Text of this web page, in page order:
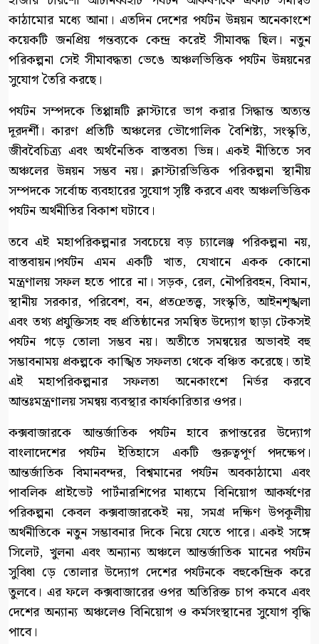
কাঠামোর মধ্যে আনা। এতদিন দেশের পর্যটন উন্নয়ন অনেকাংশে
কয়েকটি জনপ্রিয় গন্তব্যকে কেন্দ্র করেই সীমাবদ্ধ ছিল। নতুন
পরিকল্পনা সেই সীমাবদ্ধতা ভেঙে অঞ্চলভিত্তিক পর্যটন উন্নয়নের
সুযোগ তৈরি করছে।
পর্যটন সম্পদকে তিপ্পান্নটি ক্লাস্টারে ভাগ করার সিদ্ধান্ত অত্যন্ত
দূরদর্শী। কারণ প্রতিটি অঞ্চলের ভৌগোলিক বৈশিষ্ট্য, সংস্কৃতি,
জীববৈচিত্র্য এবং অর্থনৈতিক বাস্তবতা ভিন্ন। একই নীতিতে সব
অঞ্চলের উন্নয়ন সম্ভব নয়। ক্লাস্টারভিত্তিক পরিকল্পনা স্থানীয়
সম্পদকে সর্বোচ্চ ব্যবহারের সুযোগ সৃষ্টি করবে এবং অঞ্চলভিত্তিক
পর্যটন অর্থনীতির বিকাশ ঘটাবে।
তবে এই মহাপরিকল্পনার সবচেয়ে বড় চ্যালেঞ্জ পরিকল্পনা নয়,
বাস্তবায়ন।পর্যটন এমন একটি খাত, যেখানে একক কোনো
মন্ত্রণালয় সফল হতে পারে না। সড়ক, রেল, নৌপরিবহন, বিমান,
স্থানীয় সরকার, পরিবেশ, বন, প্রতœতত্ত্ব, সংস্কৃতি, আইনশৃঙ্খলা
এবং তথ্য প্রযুক্তিসহ বহু প্রতিষ্ঠানের সমন্বিত উদ্যোগ ছাড়া টেকসই
পর্যটন গড়ে তোলা সম্ভব নয়। অতীতে সমন্বয়ের অভাবই বহু
সম্ভাবনাময় প্রকল্পকে কাঙ্খিত সফলতা থেকে বঞ্চিত করেছে। তাই
এই মহাপরিকল্পনার সফলতা অনেকাংশে নির্ভর করবে
আন্তঃমন্ত্রণালয় সমন্বয় ব্যবস্থার কার্যকারিতার ওপর।
কক্সবাজারকে আন্তর্জাতিক পর্যটন হাবে রূপান্তরের উদ্যোগ
বাংলাদেশের পর্যটন ইতিহাসে একটি গুরুত্বপূর্ণ পদক্ষেপ।
আন্তর্জাতিক বিমানবন্দর, বিশ্বমানের পর্যটন অবকাঠামো এবং
পাবলিক প্রাইভেট পার্টনারশিপের মাধ্যমে বিনিয়োগ আকর্ষণের
পরিকল্পনা কেবল কক্সবাজারকেই নয়, সমগ্র দক্ষিণ উপকূলীয়
অর্থনীতিকে নতুন সম্ভাবনার দিকে নিয়ে যেতে পারে। একই সঙ্গে
সিলেট, খুলনা এবং অন্যান্য অঞ্চলে আন্তর্জাতিক মানের পর্যটন
সুবিধা ড়ে তোলার উদ্যোগ দেশের পর্যটনকে বহুকেন্দ্রিক করে
তুলবে। এর ফলে কক্সবাজারের ওপর অতিরিক্ত চাপ কমবে এবং
দেশের অন্যান্য অঞ্চলেও বিনিয়োগ ও কর্মসংস্থানের সুযোগ বৃদ্ধি
পাবে।